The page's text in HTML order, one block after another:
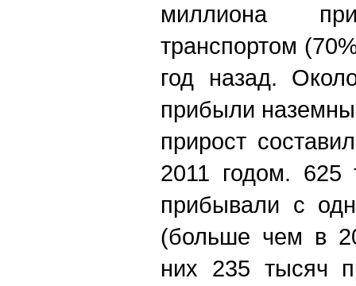
миллиона
транспортом
год назад.
прибыли
прирост
2011 годом. 625
прибывали с
(больше чем в
них 235 тысяч